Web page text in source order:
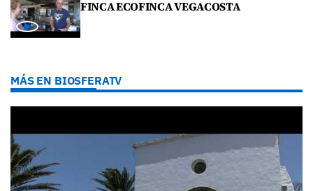
FINCA ECOFINCA VEGACOSTA
MÁS EN BIOSFERATV